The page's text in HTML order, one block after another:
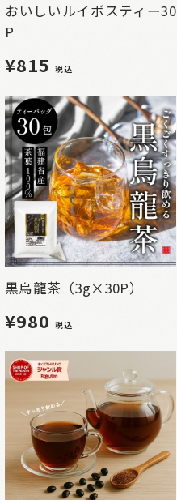
おいしいルイボスティー30
P
¥815税込
黒烏龍茶（3g×30P）
¥980税込